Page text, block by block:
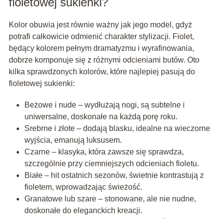
Kolor obuwia jest równie ważny jak jego model, gdyż
potrafi całkowicie odmienić charakter stylizacji. Fiolet,
będący kolorem pełnym dramatyzmu i wyrafinowania,
dobrze komponuje się z różnymi odcieniami butów. Oto
kilka sprawdzonych kolorów, które najlepiej pasują do
fioletowej sukienki:
Beżowe i nude – wydłużają nogi, są subtelne i
uniwersalne, doskonałe na każdą porę roku.
Srebrne i złote – dodają blasku, idealne na wieczorne
wyjścia, emanują luksusem.
Czarne – klasyka, która zawsze się sprawdza,
szczególnie przy ciemniejszych odcieniach fioletu.
Białe – hit ostatnich sezonów, świetnie kontrastują z
fioletem, wprowadzając świeżość.
Granatowe lub szare – stonowane, ale nie nudne,
doskonałe do eleganckich kreacji.